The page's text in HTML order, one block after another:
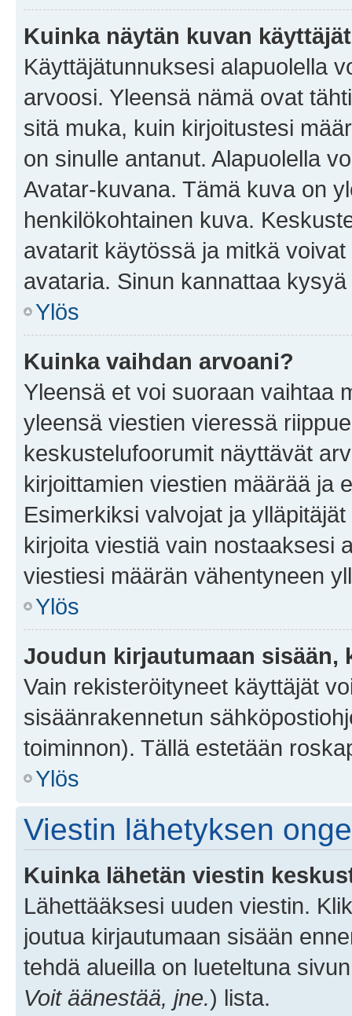
Kuinka näytän kuvan
Käyttäjätunnuksesi alapuolella
arvoosi. Yleensä nämä ovat
sitä muka, kuin kirjoitustesi
on sinulle antanut. Alapuolella
Avatar-kuvana. Tämä kuva on
henkilökohtainen kuva.
avatarit käytössä ja mitkä
avataria. Sinun kannattaa
Ylös
Kuinka vaihdan arvoani?
Yleensä et voi suoraan vaihtaa
yleensä viestien vieressä
keskustelufoorumit näyttävät
kirjoittamien viestien määrää ja
Esimerkiksi valvojat ja
kirjoita viestiä vain nostaaksesi
viestiesi määrän vähentyneen
Ylös
Joudun kirjautumaan sisään,
Vain rekisteröityneet käyttäjät
sisäänrakennetun
toiminnon). Tällä estetään
Ylös
Viestin lähetyksen
Kuinka lähetän viestin
Lähettääksesi uuden viestin.
joutua kirjautumaan sisään
tehdä alueilla on lueteltuna
Voit äänestää, jne.) lista.